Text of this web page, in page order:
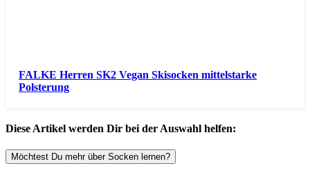
FALKE Herren SK2 Vegan Skisocken mittelstarke
Polsterung
Diese Artikel werden Dir bei der Auswahl helfen:
Möchtest Du mehr über Socken lernen?